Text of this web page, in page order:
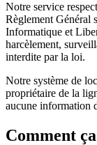
Notre service
Règlement Général
Informatique et
harcèlement,
interdite par la loi.
Notre système de
propriétaire de la
aucune information
Comment